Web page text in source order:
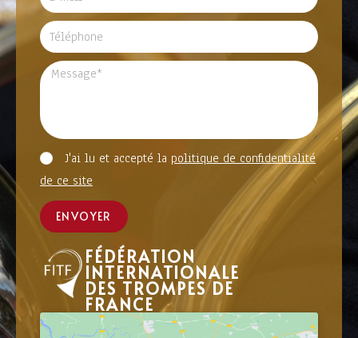
J'ai lu et accepté la politique de confidentialité
de ce site
ENVOYER
FÉDÉRATION
INTERNATIONALE
DES TROMPES DE
FRANCE